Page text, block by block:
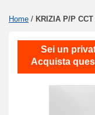
Home / KRIZIA P/P
Sei un
Acquista